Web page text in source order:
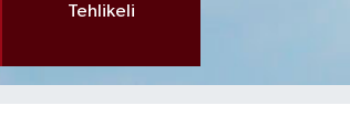
Tehlikeli